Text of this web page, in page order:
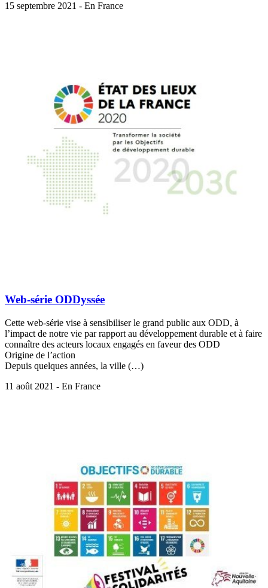
15 septembre 2021 - En France
Web-série ODDyssée
Cette web-série vise à sensibiliser le grand public aux ODD, à
l’impact de notre vie par rapport au développement durable et à faire
connaître des acteurs locaux engagés en faveur des ODD
Origine de l’action
Depuis quelques années, la ville (…)
11 août 2021 - En France